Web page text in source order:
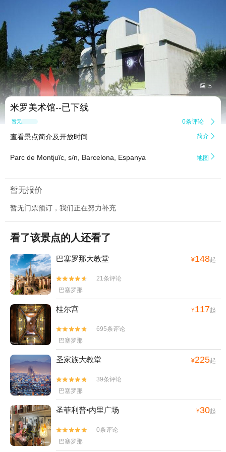
 5
米罗美术馆--已下线
暂无点评 0条评论 
查看景点简介及开放时间 简介 
Parc de Montjuïc, s/n, Barcelona, Espanya 地图 
暂无报价
暂无门票预订，我们正在努力补充
看了该景点的人还看了
巴塞罗那大教堂 ¥148起


21条评论
巴塞罗那
桂尔宫 ¥117起


695条评论
巴塞罗那
圣家族大教堂 ¥225起


39条评论
巴塞罗那
圣菲利普•内里广场 ¥30起


0条评论
巴塞罗那